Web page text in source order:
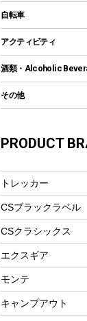
グランドシート
ガイドロープ
ツール
焚き火台&ストーブ
火起こし
バーベキューツール
燃料・着火剤・炭
クッキングツール
ナイフ
カトラリー
マグカップ、カップ
フードボトル
コーヒー&ミル
トレー
ランチョンマット
ランチボックス
ピクニックセット
ディズニーボトル
保冷剤
リュック、バックパッ
トートバッグ、サコッ
ショッピングキャリー
その他アウトドア雑
レイン
ツール、他
インフレータブル
カヤック
パドル
ヘルメット
アクセサリー
自転車
折りたたみ自転車
スポーツサイクル
シティサイクル
自転車用アクセサリ
自転車ウェア
アクティビティ
マリン
ラッシュガード
テント
フローティングベスト
ヘルメット
エアーポンプ
ウィンター
防寒ウェア
酒類・Alcoholic
その他
湯たんぽ
PRODUCT
トレッカー
CSブラックラベル
CSクラシックス
エクスギア
モンテ
キャンプアウト